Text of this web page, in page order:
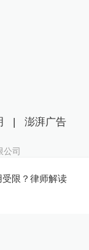
限？律师解读
| 澎湃广告
公司
号
号